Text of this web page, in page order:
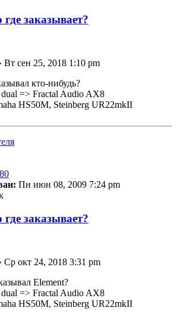
заказывает?
Вт сен 25, 2018 1:10 pm
кто-нибудь?
=> Fractal Audio AX8
HS50M, Steinberg UR22mkII
Пн июн 08, 2009 7:24 pm
заказывает?
Ср окт 24, 2018 3:31 pm
Element?
=> Fractal Audio AX8
HS50M, Steinberg UR22mkII